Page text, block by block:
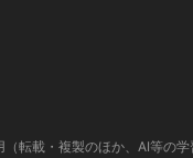
転載・複製のほか、AI等の